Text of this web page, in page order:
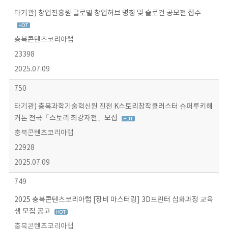
타기관) 창업진흥원 글로벌 창업허브 명칭 및 슬로건 공모전 접수
충북콘텐츠코리아랩
23398
2025.07.09
750
타기관) 충북과학기술혁신원 진천 K스토리창작클러스터 슈퍼루키해
커톤 전국「스토리 최강자전」모집
충북콘텐츠코리아랩
22928
2025.07.09
749
2025 충북콘텐츠코리아랩 [장비 마스터링] 3D프린터 심화과정 교육
생 모집 공고
충북콘텐츠코리아랩